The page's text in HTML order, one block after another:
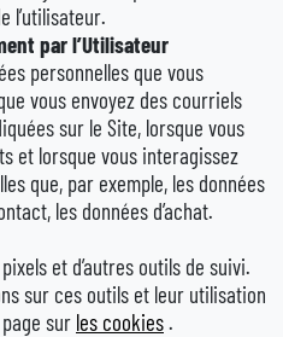
l’utilisateur.
par l’Utilisateur
personnelles que vous
vous envoyez des courriels
sur le Site, lorsque vous
et lorsque vous interagissez
que, par exemple, les données
les données d’achat.
et d’autres outils de suivi.
sur ces outils et leur utilisation
sur les cookies.